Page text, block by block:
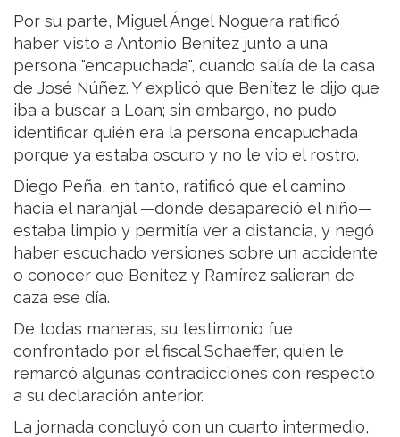
Por su parte, Miguel Ángel Noguera ratificó
haber visto a Antonio Benítez junto a una
persona "encapuchada", cuando salía de la casa
de José Núñez. Y explicó que Benítez le dijo que
iba a buscar a Loan; sin embargo, no pudo
identificar quién era la persona encapuchada
porque ya estaba oscuro y no le vio el rostro.
Diego Peña, en tanto, ratificó que el camino
hacia el naranjal —donde desapareció el niño—
estaba limpio y permitía ver a distancia, y negó
haber escuchado versiones sobre un accidente
o conocer que Benítez y Ramírez salieran de
caza ese día.
De todas maneras, su testimonio fue
confrontado por el fiscal Schaeffer, quien le
remarcó algunas contradicciones con respecto
a su declaración anterior.
La jornada concluyó con un cuarto intermedio,